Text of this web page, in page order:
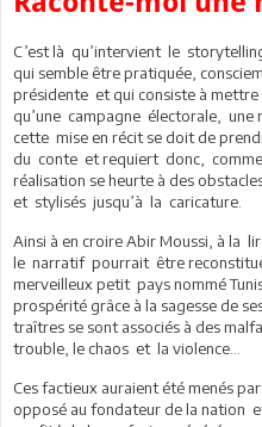
C’est là qu’intervient le
qui semble être pratiquée,
présidente et qui consiste à
qu’une campagne électorale,
cette mise en récit se doit de
du conte et requiert donc,
réalisation se heurte à des
et stylisés jusqu’à la caricature.
Ainsi à en croire Abir Moussi, à la
le narratif pourrait être
merveilleux petit pays nommé
prospérité grâce à la sagesse de
traîtres se sont associés à des
trouble, le chaos et la violence…
Ces factieux auraient été menés
opposé au fondateur de la nation